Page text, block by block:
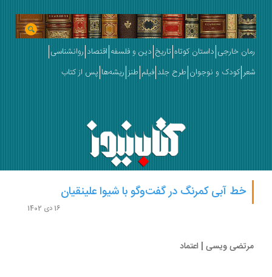
خارجی داستان کوتاه تاریخ دین و فلسفه اقتصاد روانشناسی
کودک و نوجوان طرح جلد فیلم طنز ریشه‌ها پس از کتاب
خط آبی کمرنگ در گفت‌وگو با شیوا علینقیان
ویسی | اعتماد